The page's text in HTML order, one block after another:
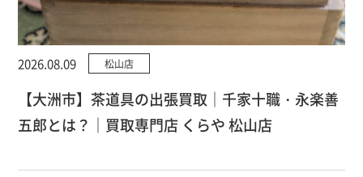
2026.08.09 松山店
【大洲市】茶道具の出張買取｜千家十職・永楽善
五郎とは？｜買取専門店 くらや 松山店